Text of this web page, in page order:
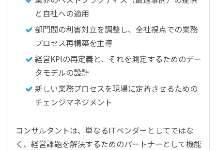
と自社への適用
部門間の利害対立を調整し、全社視点での業務
プロセス再構築を主導
経営KPIの再定義と、それを測定するためのデー
タモデルの設計
新しい業務プロセスを現場に定着させるための
チェンジマネジメント
コンサルタントは、単なるITベンダーとしてではな
く、経営課題を解決するためのパートナーとして機能